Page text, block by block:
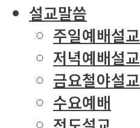
설교말씀
주일예배설교
저녁예배설교
금요철야설교
수요예배